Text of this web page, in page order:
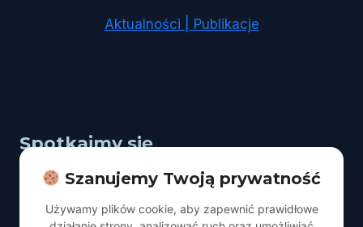
Aktualności | Publikacje
Spotkajmy się
Adres: Łódź, ul. Kopcińskiego 67
Nabożeństwo:sobota godz. 10:00
Szanujemy Twoją prywatność
Używamy plików cookie, aby zapewnić prawidłowe